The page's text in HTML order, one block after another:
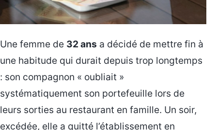
Une femme de 32 ans a décidé de mettre fin à
une habitude qui durait depuis trop longtemps
: son compagnon « oubliait »
systématiquement son portefeuille lors de
leurs sorties au restaurant en famille. Un soir,
excédée, elle a quitté l’établissement en